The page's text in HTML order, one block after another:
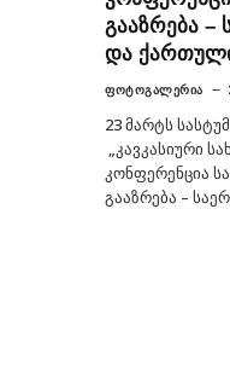
გააზრება
და
ᲤᲝᲢᲝᲒᲐᲚᲔᲠᲘᲐ
23 მარტს
„კავკასიური
კონფერენცია
გააზრება –